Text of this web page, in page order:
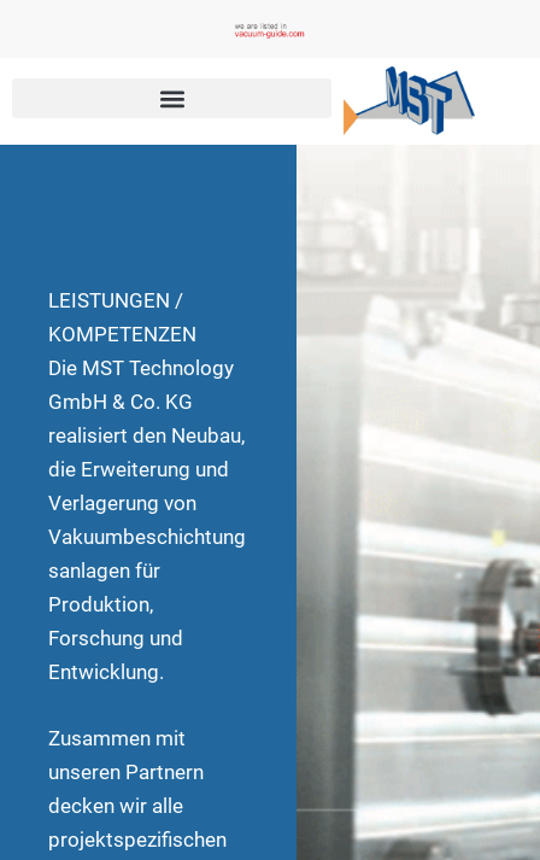
LEISTUNGEN /
KOMPETENZEN
Die MST Technology
GmbH & Co. KG
realisiert den Neubau,
die Erweiterung und
Verlagerung von
Vakuumbeschichtung
sanlagen für
Produktion,
Forschung und
Entwicklung.
Zusammen mit
unseren Partnern
decken wir alle
projektspezifischen